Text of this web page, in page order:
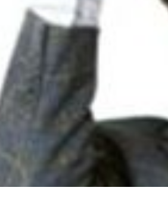
« MOFUSAND / PARLER
« LE VENT DAND LES SAULES
« DAMN THEM ALL » - UN DUO